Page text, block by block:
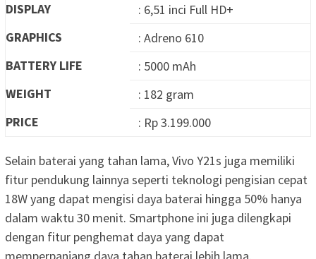
DISPLAY
: 6,51 inci Full HD+
GRAPHICS
: Adreno 610
BATTERY LIFE
: 5000 mAh
WEIGHT
: 182 gram
PRICE
: Rp 3.199.000
Selain baterai yang tahan lama, Vivo Y21s juga memiliki
fitur pendukung lainnya seperti teknologi pengisian cepat
18W yang dapat mengisi daya baterai hingga 50% hanya
dalam waktu 30 menit. Smartphone ini juga dilengkapi
dengan fitur penghemat daya yang dapat